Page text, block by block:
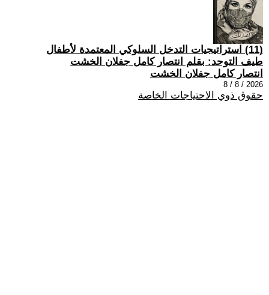
(11) استراتيجيات التدخل السلوكي المعتمدة لأطفال
طيف التوحد: بقلم انتصار كامل جفلان الخشت
انتصار كامل جفلان الخشت
2026 / 8 / 8
حقوق ذوي الاحتياجات الخاصة